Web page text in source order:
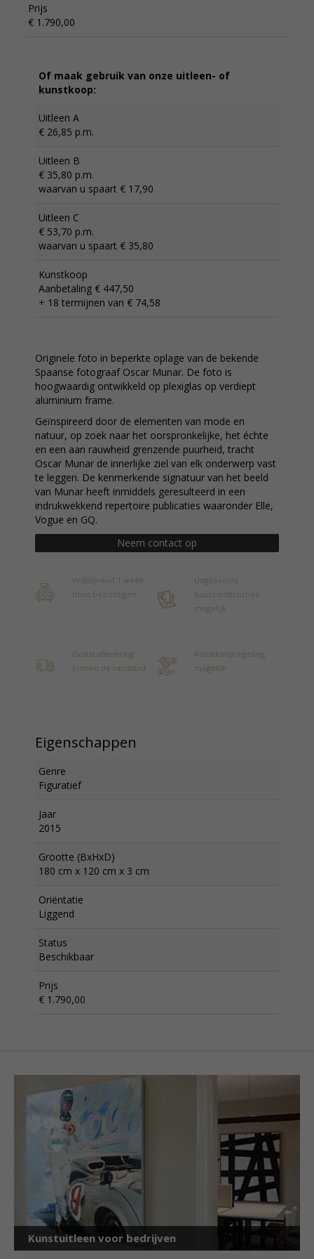
Prijs
€ 1.790,00
Of maak gebruik van onze uitleen- of
kunstkoop:
Uitleen A
€ 26,85 p.m.
Uitleen B
€ 35,80 p.m.
waarvan u spaart € 17,90
Uitleen C
€ 53,70 p.m.
waarvan u spaart € 35,80
Kunstkoop
Aanbetaling € 447,50
+ 18 termijnen van € 74,58
Originele foto in beperkte oplage van de bekende
Spaanse fotograaf Oscar Munar. De foto is
hoogwaardig ontwikkeld op plexiglas op verdiept
aluminium frame.
Geïnspireerd door de elementen van mode en
natuur, op zoek naar het oorspronkelijke, het échte
en een aan rauwheid grenzende puurheid, tracht
Oscar Munar de innerlijke ziel van elk onderwerp vast
te leggen. De kenmerkende signatuur van het beeld
van Munar heeft inmiddels geresulteerd in een
indrukwekkend repertoire publicaties waaronder Elle,
Vogue en GQ.
Neem contact op
Vrijblijvend 1 week
thuis bezichtigen
Uitgebreide
huurconstructies
mogelijk
Gratis aflevering
binnen de randstad
Kunstkoopregeling
mogelijk
Eigenschappen
Genre
Figuratief
Jaar
2015
Grootte (BxHxD)
180 cm x 120 cm x 3 cm
Oriëntatie
Liggend
Status
Beschikbaar
Prijs
€ 1.790,00
Kunstuitleen voor bedrijven